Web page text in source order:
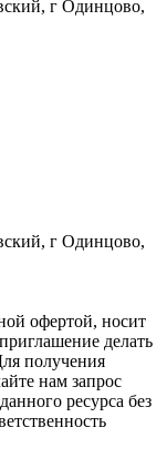
г Одинцово,
г Одинцово,
офертой, носит
делать
получения
нам запрос
ресурса без